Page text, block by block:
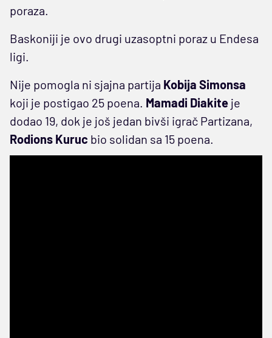
poraza.
Baskoniji je ovo drugi uzasoptni poraz u Endesa
ligi.
Nije pomogla ni sjajna partija Kobija Simonsa
koji je postigao 25 poena. Mamadi Diakite je
dodao 19, dok je još jedan bivši igrač Partizana,
Rodions Kuruc bio solidan sa 15 poena.